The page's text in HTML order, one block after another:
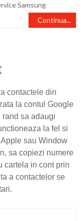
Samsung
Continua...
contactele din
la contul Google
sa adaugi
la fel si
sau Window
sa copiezi numere
cartela in cont prin
a contactelor se